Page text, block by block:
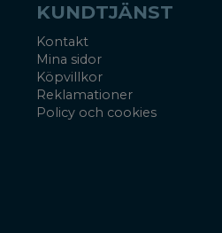
KUNDTJÄNST
Kontakt
Mina sidor
Köpvillkor
Reklamationer
Policy och cookies